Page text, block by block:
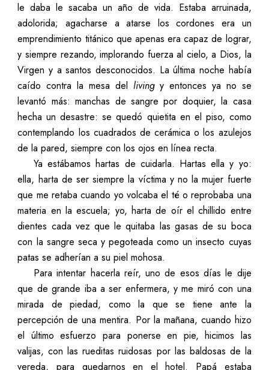
le daba le sacaba un año de vida. Estaba arruinada,
adolorida; agacharse a atarse los cordones era un
emprendimiento titánico que apenas era capaz de lograr,
y siempre rezando, implorando fuerza al cielo, a Dios, la
Virgen y a santos desconocidos. La última noche había
caído contra la mesa del livingy entonces ya no se
levantó más: manchas de sangre por doquier, la casa
hecha un desastre: se quedó quietita en el piso, como
contemplando los cuadrados de cerámica o los azulejos
de la pared, siempre con los ojos en línea recta.
Ya estábamos hartas de cuidarla. Hartas ella y yo:
ella, harta de ser siempre la víctima y no la mujer fuerte
que me retaba cuando yo volcaba el té o reprobaba una
materia en la escuela; yo, harta de oír el chillido entre
dientes cada vez que le quitaba las gasas de su boca
con la sangre seca y pegoteada como un insecto cuyas
patas se adherían a su piel mohosa.
Para intentar hacerla reír, uno de esos días le dije
que de grande iba a ser enfermera, y me miró con una
mirada de piedad, como la que se tiene ante la
percepción de una mentira. Por la mañana, cuando hizo
el último esfuerzo para ponerse en pie, hicimos las
valijas, con las rueditas ruidosas por las baldosas de la
vereda, para quedarnos en el hotel. Papá estaba